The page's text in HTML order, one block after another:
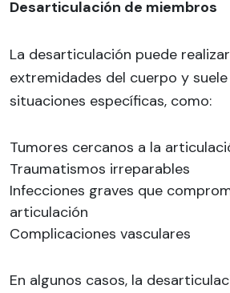
Desarticulación de miembros
La desarticulación puede
extremidades del cuerpo y
situaciones específicas, como:
Tumores cercanos a la
Traumatismos irreparables
Infecciones graves que
articulación
Complicaciones vasculares
En algunos casos, la